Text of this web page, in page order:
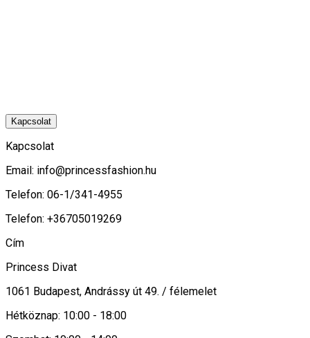
Kapcsolat
Kapcsolat
Email: info@princessfashion.hu
Telefon: 06-1/341-4955
Telefon: +36705019269
Cím
Princess Divat
1061 Budapest, Andrássy út 49. / félemelet
Hétköznap: 10:00 - 18:00